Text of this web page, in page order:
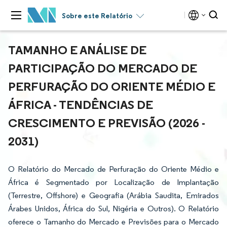
Sobre este Relatório
TAMANHO E ANÁLISE DE
PARTICIPAÇÃO DO MERCADO DE
PERFURAÇÃO DO ORIENTE MÉDIO E
ÁFRICA - TENDÊNCIAS DE
CRESCIMENTO E PREVISÃO (2026 -
2031)
O Relatório do Mercado de Perfuração do Oriente Médio e
África é Segmentado por Localização de Implantação
(Terrestre, Offshore) e Geografia (Arábia Saudita, Emirados
Árabes Unidos, África do Sul, Nigéria e Outros). O Relatório
oferece o Tamanho do Mercado e Previsões para o Mercado